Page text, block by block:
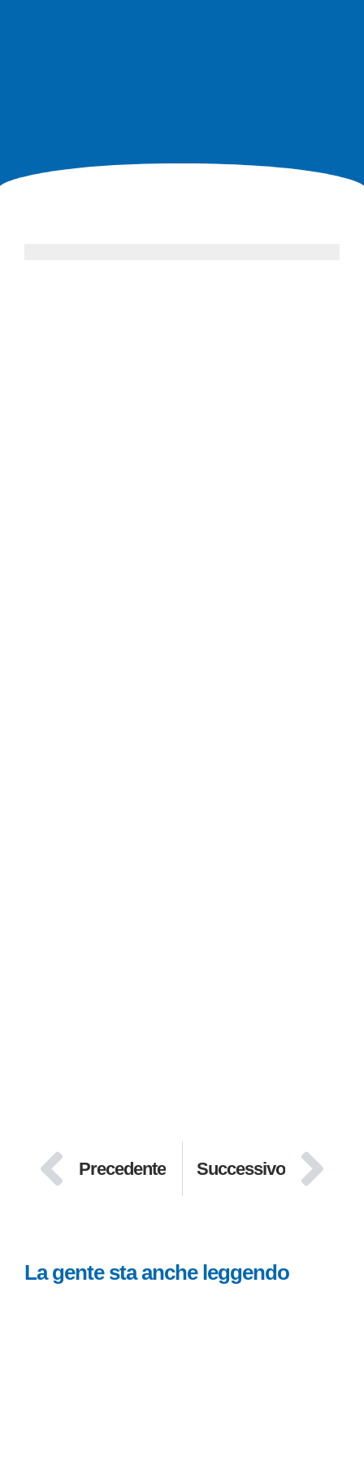
Precedente Successivo
La gente sta anche leggendo